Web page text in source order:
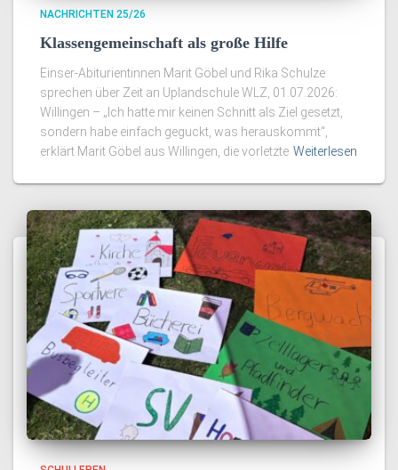
NACHRICHTEN 25/26
Klassengemeinschaft als große Hilfe
Einser-Abiturientinnen Marit Göbel und Rika Schulze
sprechen über Zeit an Uplandschule WLZ, 01.07.2026:
Willingen – „Ich hatte mir keinen Schnitt als Ziel gesetzt,
sondern habe einfach geguckt, was herauskommt“,
erklärt Marit Göbel aus Willingen, die vorletzte Weiterlesen